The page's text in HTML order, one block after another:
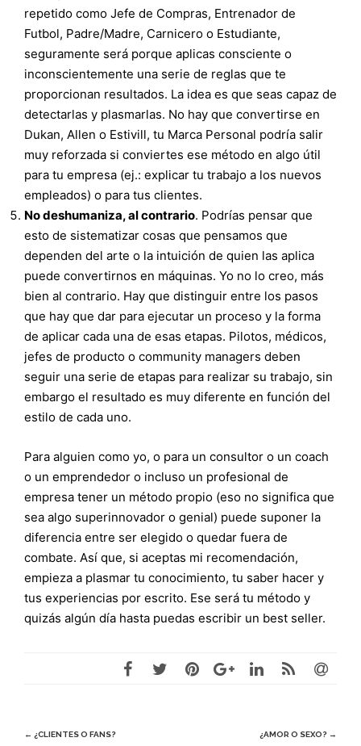
repetido como Jefe de Compras, Entrenador de
Futbol, Padre/Madre, Carnicero o Estudiante,
seguramente será porque aplicas consciente o
inconscientemente una serie de reglas que te
proporcionan resultados. La idea es que seas capaz de
detectarlas y plasmarlas. No hay que convertirse en
Dukan, Allen o Estivill, tu Marca Personal podría salir
muy reforzada si conviertes ese método en algo útil
para tu empresa (ej.: explicar tu trabajo a los nuevos
empleados) o para tus clientes.
No deshumaniza, al contrario. Podrías pensar que
esto de sistematizar cosas que pensamos que
dependen del arte o la intuición de quien las aplica
puede convertirnos en máquinas. Yo no lo creo, más
bien al contrario. Hay que distinguir entre los pasos
que hay que dar para ejecutar un proceso y la forma
de aplicar cada una de esas etapas. Pilotos, médicos,
jefes de producto o community managers deben
seguir una serie de etapas para realizar su trabajo, sin
embargo el resultado es muy diferente en función del
estilo de cada uno.
Para alguien como yo, o para un consultor o un coach
o un emprendedor o incluso un profesional de
empresa tener un método propio (eso no significa que
sea algo superinnovador o genial) puede suponer la
diferencia entre ser elegido o quedar fuera de
combate. Así que, si aceptas mi recomendación,
empieza a plasmar tu conocimiento, tu saber hacer y
tus experiencias por escrito. Ese será tu método y
quizás algún día hasta puedas escribir un best seller.
Navegación
← ¿CLIENTES O FANS? ¿AMOR O SEXO? →